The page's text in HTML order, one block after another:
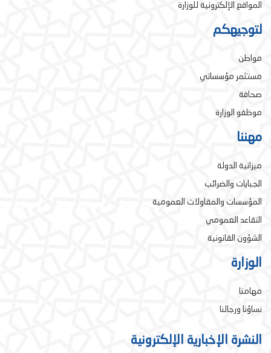
المواقع الإلكترونية للوزارة
لتوجيهكم
مواطن
مستثمر مؤسساتي
صحافة
موظفو الوزارة
مهننا
ميزانية الدولة
الجبايات والضرائب
المؤسسات والمقاولات العمومية
التقاعد العمومي
الشؤون القانونية
الوزارة
مهامنا
نساؤنا ورجالنا
النشرة الإخبارية الإلكترونية